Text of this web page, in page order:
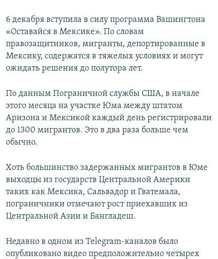
6 декабря вступила в силу программа Вашингтона
«Оставайся в Мексике». По словам
правозащитников, мигранты, депортированные в
Мексику, содержатся в тяжелых условиях и могут
ожидать решения до полутора лет.
По данным Пограничной службы США, в начале
этого месяца на участке Юма между штатом
Аризона и Мексикой каждый день регистрировали
до 1300 мигрантов. Это в два раза больше чем
обычно.
Хоть большинство задержанных мигрантов в Юме
выходцы из государств Центральной Америки
таких как Мексика, Сальвадор и Гватемала,
пограничники отмечают рост приехавших из
Центральной Азии и Бангладеш.
Недавно в одном из Telegram-каналов было
опубликовано видео предположительно четырех